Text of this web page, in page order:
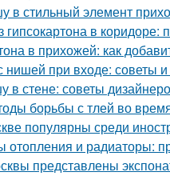
в стильный элемент
гипсокартона в коридоре:
в прихожей: как
нишей при входе: советы
в стене: советы
борьбы с тлей во
популярны среди
отопления и радиаторы:
представлены